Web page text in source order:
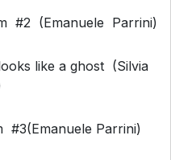
#2 (Emanuele Parrini)
like a ghost (Silvia
Parrini)